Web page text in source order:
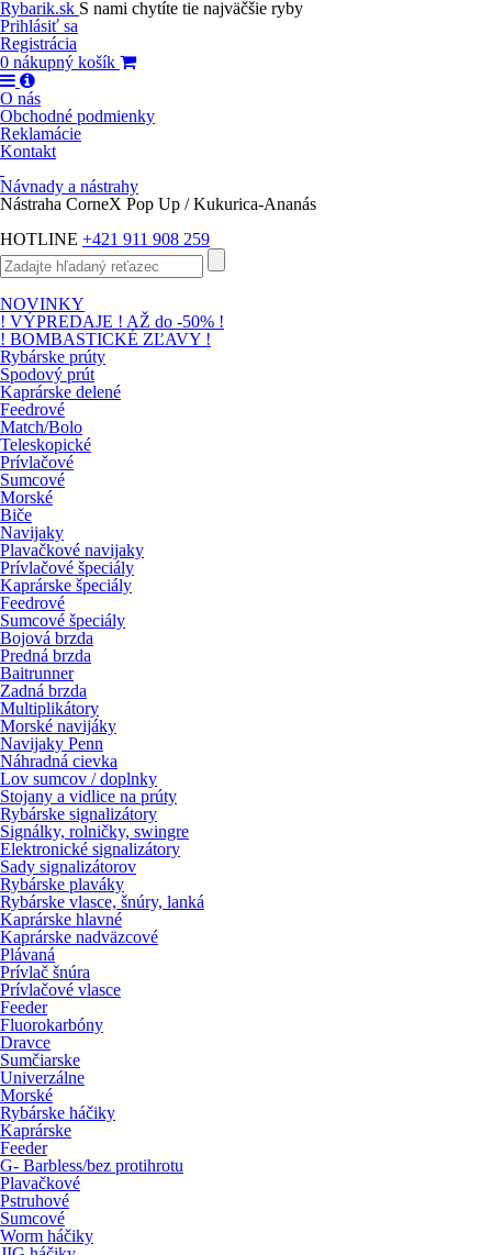
Rybarik.sk S nami chytíte tie najväčšie ryby
Prihlásiť sa
Registrácia
0 nákupný košík
O nás
Obchodné podmienky
Reklamácie
Kontakt
Návnady a nástrahy
Nástraha CorneX Pop Up / Kukurica-Ananás
HOTLINE +421 911 908 259
NOVINKY
! VÝPREDAJE ! AŽ do -50% !
! BOMBASTICKÉ ZĽAVY !
Rybárske prúty
Spodový prút
Kaprárske delené
Feedrové
Match/Bolo
Teleskopické
Prívlačové
Sumcové
Morské
Biče
Navijaky
Plavačkové navijaky
Prívlačové špeciály
Kaprárske špeciály
Feedrové
Sumcové špeciály
Bojová brzda
Predná brzda
Baitrunner
Zadná brzda
Multiplikátory
Morské navijáky
Navijaky Penn
Náhradná cievka
Lov sumcov / doplnky
Stojany a vidlice na prúty
Rybárske signalizátory
Signálky, rolničky, swingre
Elektronické signalizátory
Sady signalizátorov
Rybárske plaváky
Rybárske vlasce, šnúry, lanká
Kaprárske hlavné
Kaprárske nadväzcové
Plávaná
Prívlač šnúra
Prívlačové vlasce
Feeder
Fluorokarbóny
Dravce
Sumčiarske
Univerzálne
Morské
Rybárske háčiky
Kaprárske
Feeder
G- Barbless/bez protihrotu
Plavačkové
Pstruhové
Sumcové
Worm háčiky